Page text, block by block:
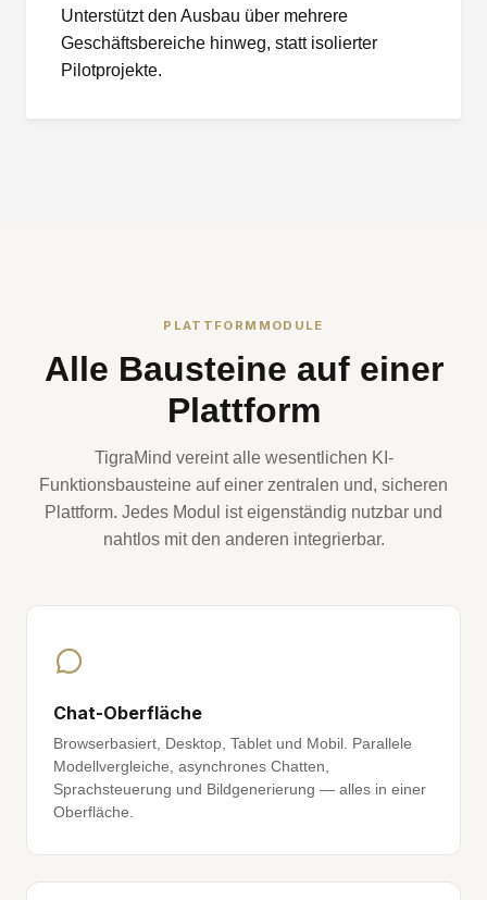
Unterstützt den Ausbau über mehrere
Geschäftsbereiche hinweg, statt isolierter
Pilotprojekte.
PLATTFORMMODULE
Alle Bausteine auf einer
Plattform
TigraMind vereint alle wesentlichen KI-
Funktionsbausteine auf einer zentralen und, sicheren
Plattform. Jedes Modul ist eigenständig nutzbar und
nahtlos mit den anderen integrierbar.
Chat-Oberfläche
Browserbasiert, Desktop, Tablet und Mobil. Parallele
Modellvergleiche, asynchrones Chatten,
Sprachsteuerung und Bildgenerierung — alles in einer
Oberfläche.